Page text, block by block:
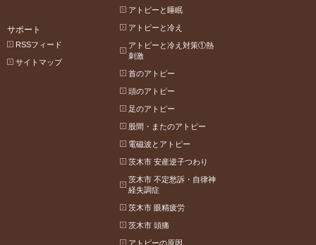
アトピーと睡眠
アトピーと冷え
アトピーと冷え対策①熱
刺激
首のアトピー
頭のアトピー
足のアトピー
股間・またのアトピー
電磁波とアトピー
茨木市 安産逆子つわり
茨木市 不定愁訴・自律神
経失調症
茨木市 眼精疲労
茨木市 頭痛
アトピーの原因
サポート
RSSフィード
サイトマップ